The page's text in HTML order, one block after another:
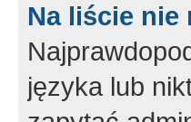
Na liście nie
języka lub